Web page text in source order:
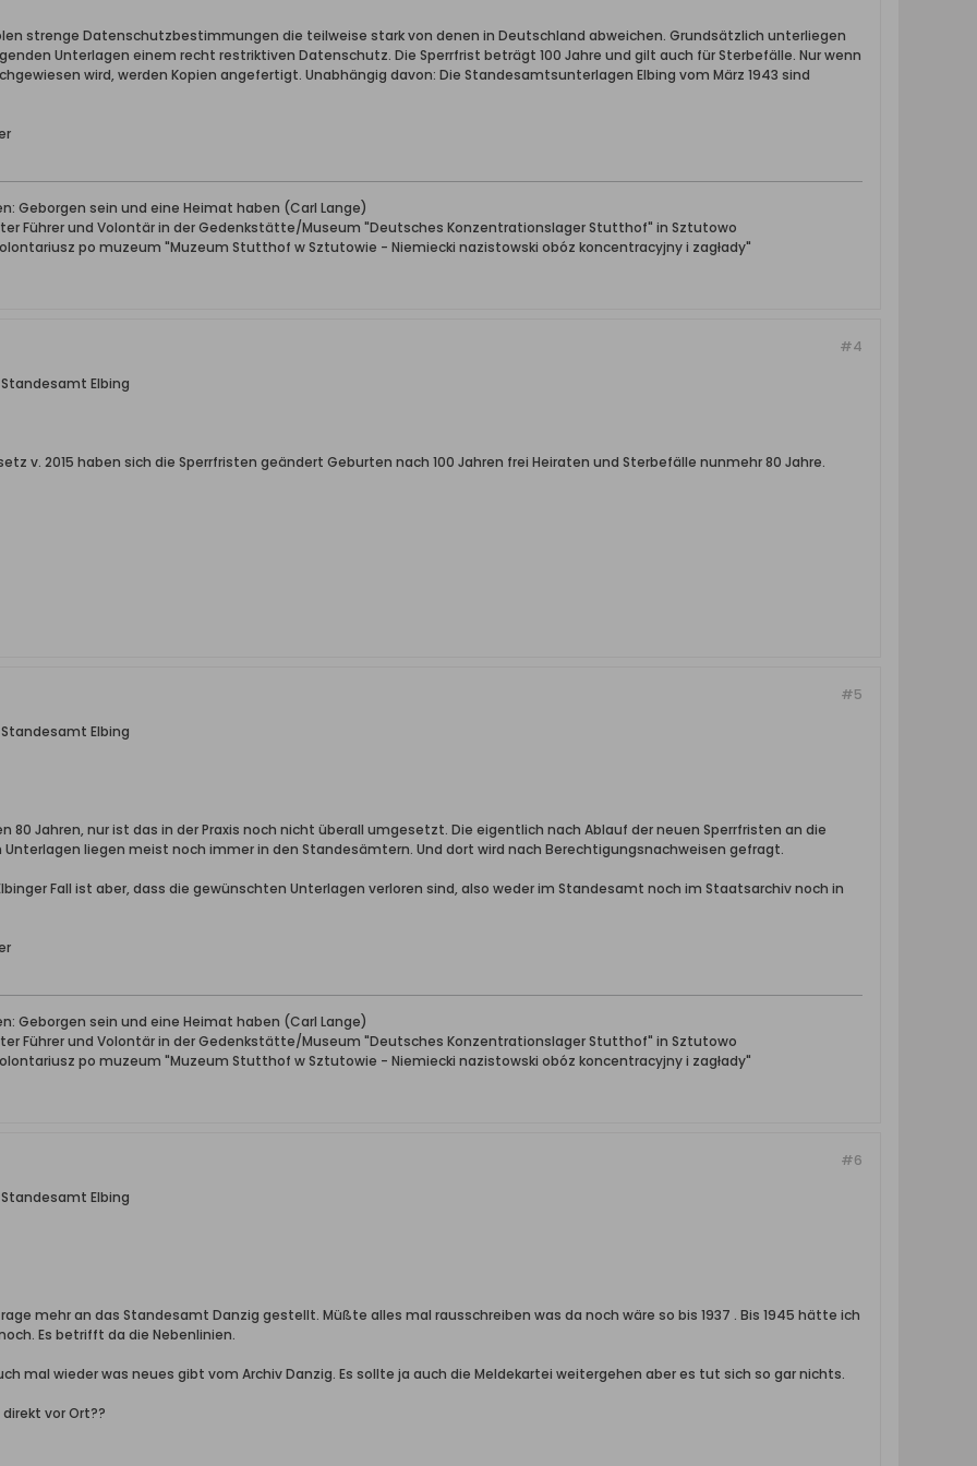
strenge Datenschutzbestimmungen die teilweise stark von denen in Deutschland abweichen. Grundsätzlich unterliegen
Unterlagen einem recht restriktiven Datenschutz. Die Sperrfrist beträgt 100 Jahre und gilt auch für Sterbefälle. Nur wenn
wird, werden Kopien angefertigt. Unabhängig davon: Die Standesamtsunterlagen Elbing vom März 1943 sind
Geborgen sein und eine Heimat haben (Carl Lange)
Führer und Volontär in der Gedenkstätte/Museum "Deutsches Konzentrationslager Stutthof" in Sztutowo
po muzeum "Muzeum Stutthof w Sztutowie - Niemiecki nazistowski obóz koncentracyjny i zagłady"
#4
Elbing
v. 2015 haben sich die Sperrfristen geändert Geburten nach 100 Jahren frei Heiraten und Sterbefälle nunmehr 80 Jahre.
#5
Elbing
80 Jahren, nur ist das in der Praxis noch nicht überall umgesetzt. Die eigentlich nach Ablauf der neuen Sperrfristen an die
liegen meist noch immer in den Standesämtern. Und dort wird nach Berechtigungsnachweisen gefragt.
Fall ist aber, dass die gewünschten Unterlagen verloren sind, also weder im Standesamt noch im Staatsarchiv noch in
Geborgen sein und eine Heimat haben (Carl Lange)
Führer und Volontär in der Gedenkstätte/Museum "Deutsches Konzentrationslager Stutthof" in Sztutowo
po muzeum "Muzeum Stutthof w Sztutowie - Niemiecki nazistowski obóz koncentracyjny i zagłady"
#6
Elbing
mehr an das Standesamt Danzig gestellt. Müßte alles mal rausschreiben was da noch wäre so bis 1937 . Bis 1945 hätte ich
Es betrifft da die Nebenlinien.
mal wieder was neues gibt vom Archiv Danzig. Es sollte ja auch die Meldekartei weitergehen aber es tut sich so gar nichts.
vor Ort??